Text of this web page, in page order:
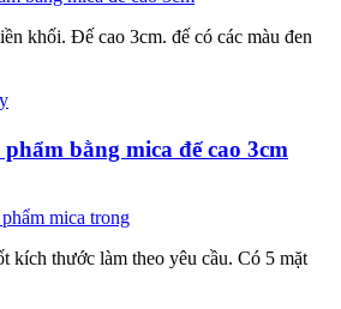
khối. Đế cao 3cm. đế có các màu đen
bằng mica đế cao 3cm
kích thước làm theo yêu cầu. Có 5 mặt